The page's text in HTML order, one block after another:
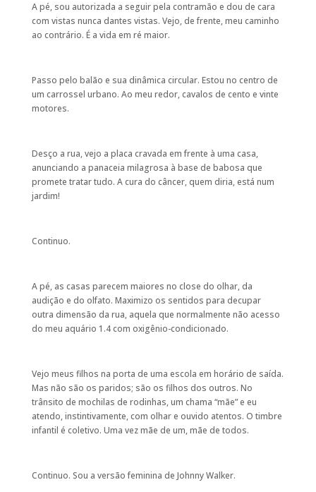
A pé, sou autorizada a seguir pela contramão e dou de cara
com vistas nunca dantes vistas. Vejo, de frente, meu caminho
ao contrário. É a vida em ré maior.
Passo pelo balão e sua dinâmica circular. Estou no centro de
um carrossel urbano. Ao meu redor, cavalos de cento e vinte
motores.
Desço a rua, vejo a placa cravada em frente à uma casa,
anunciando a panaceia milagrosa à base de babosa que
promete tratar tudo. A cura do câncer, quem diria, está num
jardim!
Continuo.
A pé, as casas parecem maiores no close do olhar, da
audição e do olfato. Maximizo os sentidos para decupar
outra dimensão da rua, aquela que normalmente não acesso
do meu aquário 1.4 com oxigênio-condicionado.
Vejo meus filhos na porta de uma escola em horário de saída.
Mas não são os paridos; são os filhos dos outros. No
trânsito de mochilas de rodinhas, um chama “mãe” e eu
atendo, instintivamente, com olhar e ouvido atentos. O timbre
infantil é coletivo. Uma vez mãe de um, mãe de todos.
Continuo. Sou a versão feminina de Johnny Walker.